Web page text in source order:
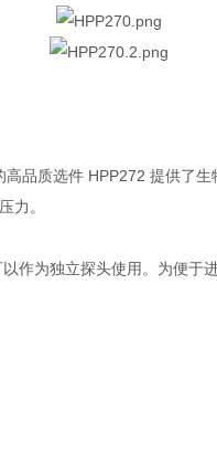
品质选件 HPP272 提供了
力。
作为独立探头使用。为便于